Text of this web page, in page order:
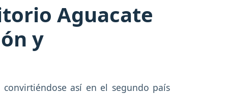
Aguacate
y
así en el segundo país